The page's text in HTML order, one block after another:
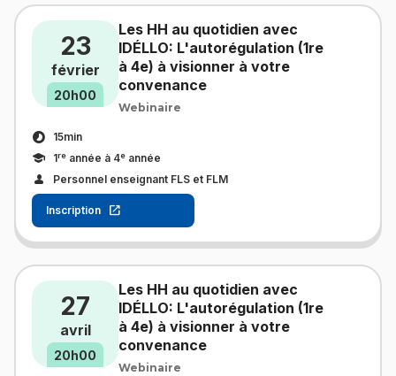
23
février
20h00
Les HH au quotidien avec
IDÉLLO: L'autorégulation (1re
à 4e) à visionner à votre
convenance
Webinaire
15min
1re année à 4e année
Personnel enseignant FLS et FLM
Inscription
27
avril
20h00
Les HH au quotidien avec
IDÉLLO: L'autorégulation (1re
à 4e) à visionner à votre
convenance
Webinaire